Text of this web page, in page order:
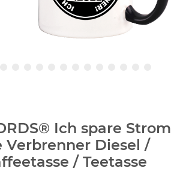
Ich spare Strom
Verbrenner Diesel /
/ Teetasse